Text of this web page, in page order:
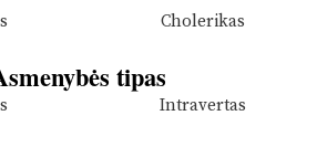
Cholerikas
tipas
Intravertas